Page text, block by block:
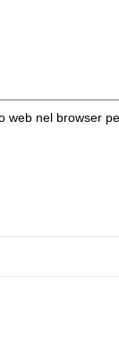
web nel browser